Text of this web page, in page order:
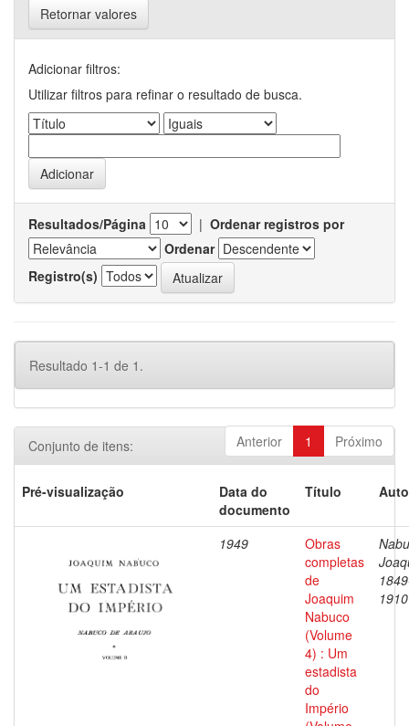
Retornar valores
Adicionar filtros:
Utilizar filtros para refinar o resultado de busca.
Resultados/Página | Ordenar registros por
Ordenar
Registro(s)
Resultado 1-1 de 1.
Anterior 1 Próximo
Conjunto de itens:
Pré-visualização
Data do
documento
Título
1949
Obras
completas
de
Joaquim
Nabuco
(Volume
4) : Um
estadista
do
Império
1910